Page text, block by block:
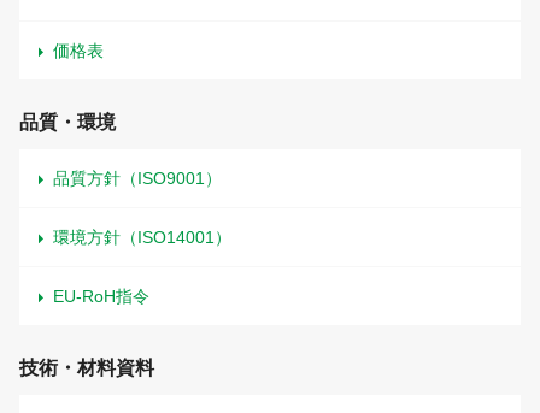
価格表
品質・環境
品質方針（ISO9001）
環境方針（ISO14001）
EU-RoH指令
技術・材料資料